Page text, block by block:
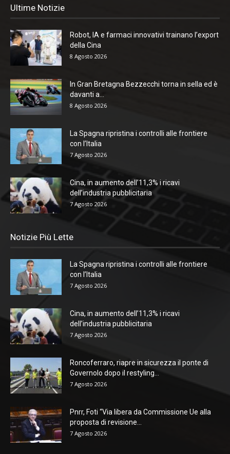
Ultime Notizie
Robot, IA e farmaci innovativi trainano l’export
della Cina
8 Agosto 2026
In Gran Bretagna Bezzecchi torna in sella ed è
davanti a...
8 Agosto 2026
La Spagna ripristina i controlli alle frontiere
con l’Italia
7 Agosto 2026
Cina, in aumento dell’11,3% i ricavi
dell’industria pubblicitaria
7 Agosto 2026
Notizie Più Lette
La Spagna ripristina i controlli alle frontiere
con l’Italia
7 Agosto 2026
Cina, in aumento dell’11,3% i ricavi
dell’industria pubblicitaria
7 Agosto 2026
Roncoferraro, riapre in sicurezza il ponte di
Governolo dopo il restyling...
7 Agosto 2026
Pnrr, Foti “Via libera da Commissione Ue alla
proposta di revisione...
7 Agosto 2026